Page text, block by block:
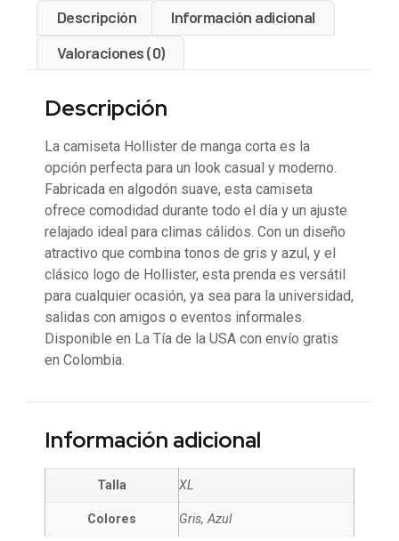
Descripción
Información adicional
Valoraciones (0)
Descripción
La camiseta Hollister de manga corta es la
opción perfecta para un look casual y moderno.
Fabricada en algodón suave, esta camiseta
ofrece comodidad durante todo el día y un ajuste
relajado ideal para climas cálidos. Con un diseño
atractivo que combina tonos de gris y azul, y el
clásico logo de Hollister, esta prenda es versátil
para cualquier ocasión, ya sea para la universidad,
salidas con amigos o eventos informales.
Disponible en La Tía de la USA con envío gratis
en Colombia.
Información adicional
Talla XL
Colores Gris, Azul